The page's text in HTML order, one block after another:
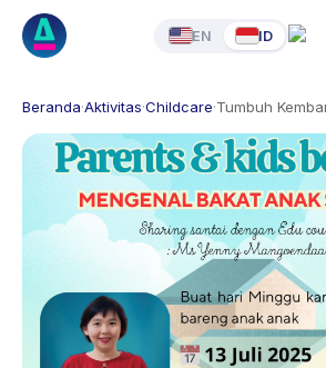
EN ID
Beranda·Aktivitas·Childcare·Tumbuh